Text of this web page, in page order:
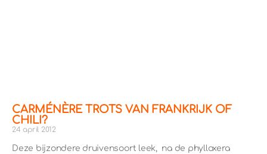
CARMÉNÈRE TROTS VAN FRANKRIJK OF
CHILI?
24 april 2012
Deze bijzondere druivensoort leek, na de phylloxera